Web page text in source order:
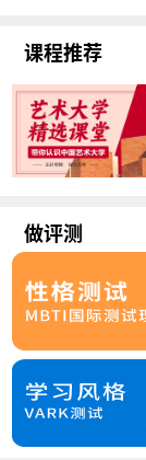
课程推荐
做评测